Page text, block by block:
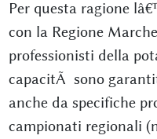
Per questa ragione
con la Regione
professionisti della
capacitÃ sono
anche da specifiche
campionati regionali